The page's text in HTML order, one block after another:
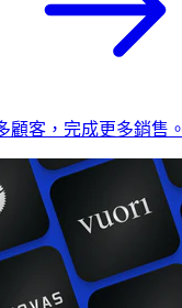
顧客，完成更多銷售。